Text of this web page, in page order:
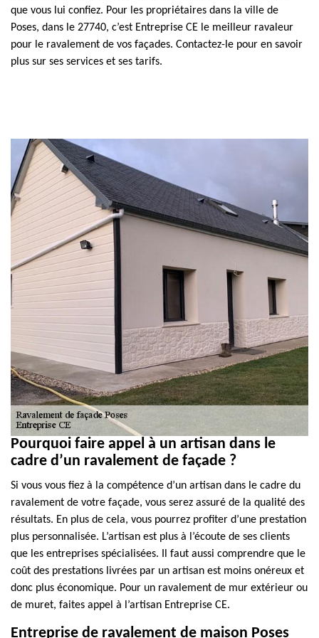
que vous lui confiez. Pour les propriétaires dans la ville de
Poses, dans le 27740, c’est Entreprise CE le meilleur ravaleur
pour le ravalement de vos façades. Contactez-le pour en savoir
plus sur ses services et ses tarifs.
Pourquoi faire appel à un artisan dans le
cadre d’un ravalement de façade ?
Si vous vous fiez à la compétence d’un artisan dans le cadre du
ravalement de votre façade, vous serez assuré de la qualité des
résultats. En plus de cela, vous pourrez profiter d’une prestation
plus personnalisée. L’artisan est plus à l’écoute de ses clients
que les entreprises spécialisées. Il faut aussi comprendre que le
coût des prestations livrées par un artisan est moins onéreux et
donc plus économique. Pour un ravalement de mur extérieur ou
de muret, faites appel à l’artisan Entreprise CE.
Entreprise de ravalement de maison Poses